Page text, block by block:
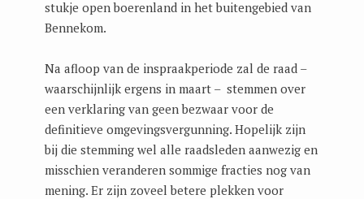
stukje open boerenland in het buitengebied van
Bennekom.
Na afloop van de inspraakperiode zal de raad –
waarschijnlijk ergens in maart – stemmen over
een verklaring van geen bezwaar voor de
definitieve omgevingsvergunning. Hopelijk zijn
bij die stemming wel alle raadsleden aanwezig en
misschien veranderen sommige fracties nog van
mening. Er zijn zoveel betere plekken voor